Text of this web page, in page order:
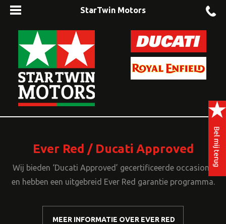
StarTwin Motors
Ever Red / Ducati Approved
Wij bieden ‘Ducati Approved’ gecertificeerde occasions
en hebben een uitgebreid Ever Red garantie programma.
MEER INFORMATIE OVER EVER RED